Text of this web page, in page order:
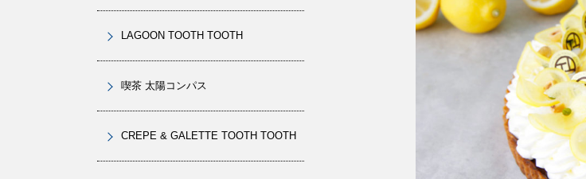
LAGOON TOOTH TOOTH
喫茶 太陽コンパス
CREPE & GALETTE TOOTH TOOTH